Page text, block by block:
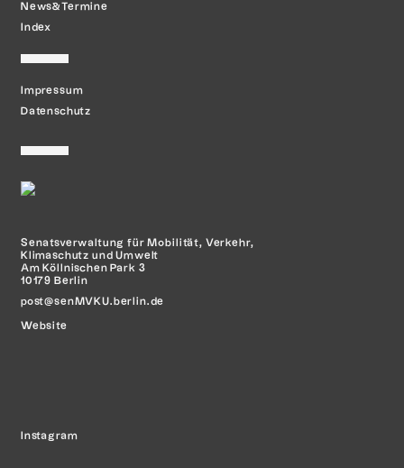
News&Termine
Index
Impressum
Datenschutz
Senatsverwaltung für Mobilität, Verkehr,
Klimaschutz und Umwelt
Am Köllnischen Park 3
10179 Berlin
post@senMVKU.berlin.de
Website
Instagram